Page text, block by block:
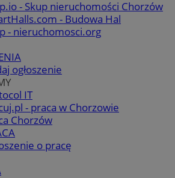
- Skup nieruchomości Chorzów
- Budowa Hal
- nieruchomosci.org
ogłoszenie
IT
- praca w Chorzowie
Chorzów
o pracę